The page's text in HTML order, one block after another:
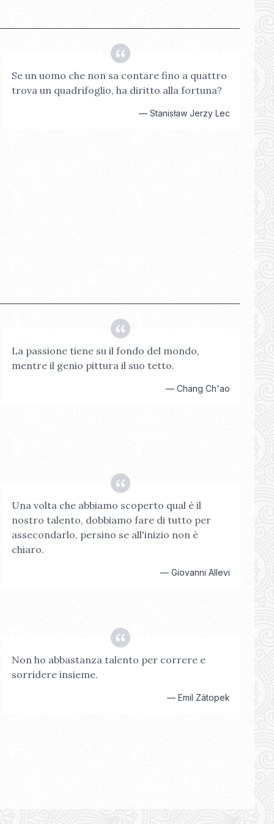
Se un uomo che non sa contare fino a quattro
trova un quadrifoglio, ha diritto alla fortuna?
— Stanisław Jerzy Lec
La passione tiene su il fondo del mondo,
mentre il genio pittura il suo tetto.
— Chang Ch'ao
Una volta che abbiamo scoperto qual è il
nostro talento, dobbiamo fare di tutto per
assecondarlo, persino se all'inizio non è
chiaro.
— Giovanni Allevi
Non ho abbastanza talento per correre e
sorridere insieme.
— Emil Zátopek